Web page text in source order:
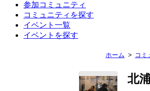
参加コミュニティ
コミュニティを探す
イベント一覧
イベントを探す
ホーム コミ
北